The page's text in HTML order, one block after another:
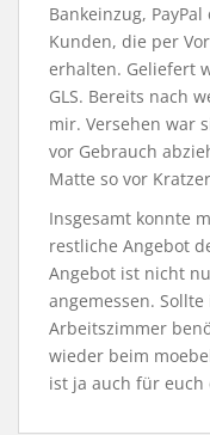
Bankeinzug,
Kunden, die per
erhalten. Geliefert
GLS. Bereits nach
mir. Versehen war
vor Gebrauch
Matte so vor
Insgesamt konnte
restliche Angebot
Angebot ist nicht
angemessen.
Arbeitszimmer
wieder beim
ist ja auch für